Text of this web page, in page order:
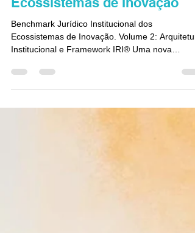
Institucional dos
Ecossistemas de Inovação
Benchmark Jurídico Institucional dos
Institucional e Framework IRI® Uma nova